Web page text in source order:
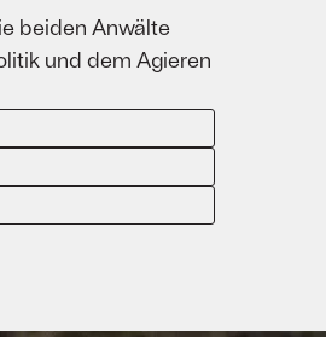
beiden Anwälte
und dem Agieren